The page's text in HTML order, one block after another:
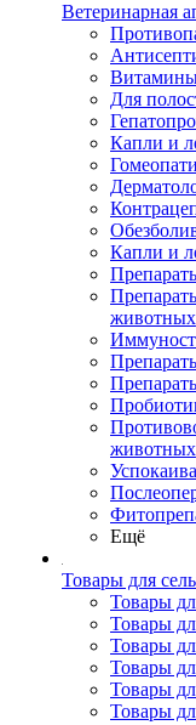
Ветеринарная
Для
Капли и
Капли и
животных
животных
Ещё
Товары для
Товары
Товары
Товары
Товары
Товары
Товары